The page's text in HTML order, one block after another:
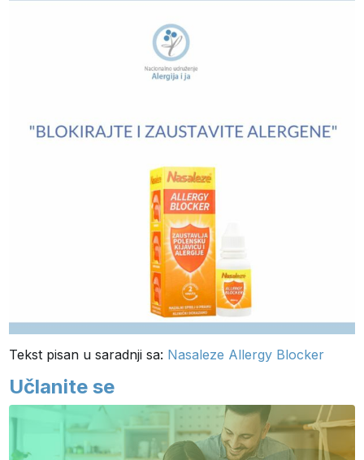
Tekst pisan u saradnji sa: Nasaleze Allergy Blocker
Učlanite se